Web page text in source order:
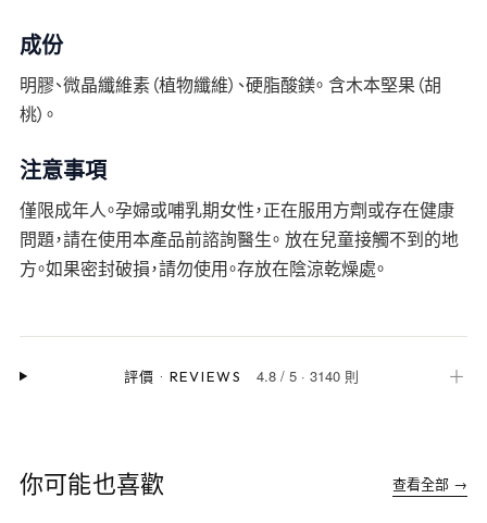
成份
明膠、微晶纖維素（植物纖維）、硬脂酸鎂。 含木本堅果（胡
桃）。
注意事項
僅限成年人。孕婦或哺乳期女性，正在服用方劑或存在健康
問題，請在使用本產品前諮詢醫生。 放在兒童接觸不到的地
方。如果密封破損，請勿使用。存放在陰涼乾燥處。
評價 · REVIEWS 4.8 /5 ·3140 則 ＋
你可能也喜歡 查看全部 →